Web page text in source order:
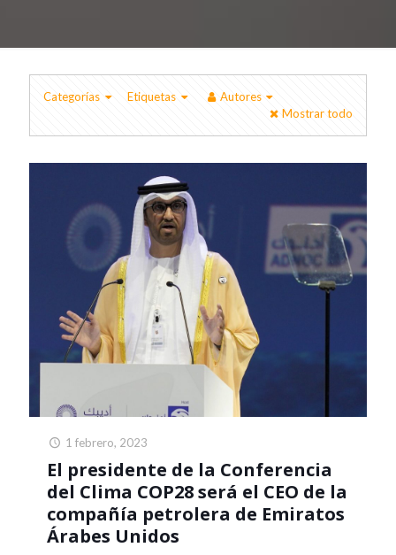
Categorías Etiquetas
Autores
Mostrar todo
1 febrero, 2023
El presidente de la Conferencia
del Clima COP28 será el CEO de la
compañía petrolera de Emiratos
Árabes Unidos